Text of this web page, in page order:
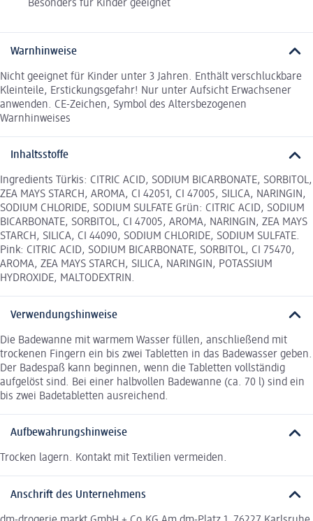
Besonders für Kinder geeignet
Warnhinweise
Nicht geeignet für Kinder unter 3 Jahren. Enthält verschluckbare
Kleinteile, Erstickungsgefahr! Nur unter Aufsicht Erwachsener
anwenden. CE-Zeichen, Symbol des Altersbezogenen
Warnhinweises
Inhaltsstoffe
Ingredients Türkis: CITRIC ACID, SODIUM BICARBONATE, SORBITOL,
ZEA MAYS STARCH, AROMA, CI 42051, CI 47005, SILICA, NARINGIN,
SODIUM CHLORIDE, SODIUM SULFATE Grün: CITRIC ACID, SODIUM
BICARBONATE, SORBITOL, CI 47005, AROMA, NARINGIN, ZEA MAYS
STARCH, SILICA, CI 44090, SODIUM CHLORIDE, SODIUM SULFATE.
Pink: CITRIC ACID, SODIUM BICARBONATE, SORBITOL, CI 75470,
AROMA, ZEA MAYS STARCH, SILICA, NARINGIN, POTASSIUM
HYDROXIDE, MALTODEXTRIN.
Verwendungshinweise
Die Badewanne mit warmem Wasser füllen, anschließend mit
trockenen Fingern ein bis zwei Tabletten in das Badewasser geben.
Der Badespaß kann beginnen, wenn die Tabletten vollständig
aufgelöst sind. Bei einer halbvollen Badewanne (ca. 70 l) sind ein
bis zwei Badetabletten ausreichend.
Aufbewahrungshinweise
Trocken lagern. Kontakt mit Textilien vermeiden.
Anschrift des Unternehmens